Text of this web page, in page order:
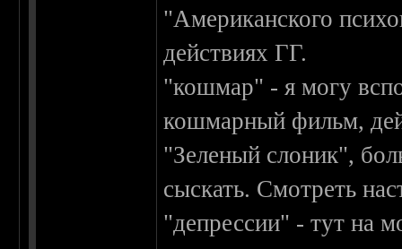
"Американского
действиях ГГ.
"кошмар" - я могу
кошмарный фильм,
"Зеленый слоник",
сыскать. Смотреть
"депрессии" - тут на